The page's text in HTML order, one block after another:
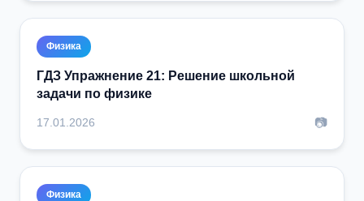
Физика
ГДЗ Упражнение 21: Решение школьной
задачи по физике
17.01.2026 📷
Физика